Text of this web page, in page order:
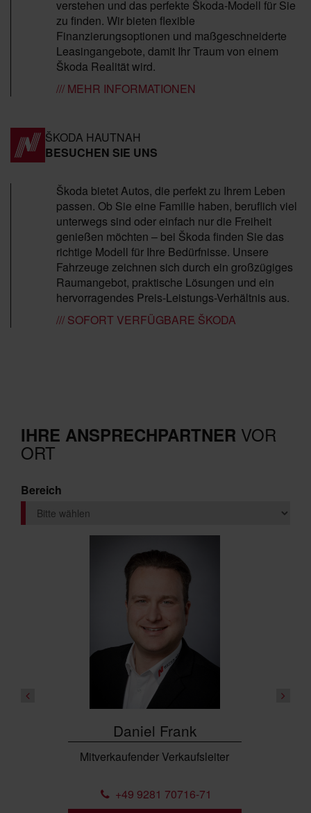
verstehen und das perfekte Škoda-Modell für Sie
zu finden. Wir bieten flexible
Finanzierungsoptionen und maßgeschneiderte
Leasingangebote, damit Ihr Traum von einem
Škoda Realität wird.
/// MEHR INFORMATIONEN
ŠKODA HAUTNAH
BESUCHEN SIE UNS
Škoda bietet Autos, die perfekt zu Ihrem Leben
passen. Ob Sie eine Familie haben, beruflich viel
unterwegs sind oder einfach nur die Freiheit
genießen möchten – bei Škoda finden Sie das
richtige Modell für Ihre Bedürfnisse. Unsere
Fahrzeuge zeichnen sich durch ein großzügiges
Raumangebot, praktische Lösungen und ein
hervorragendes Preis-Leistungs-Verhältnis aus.
/// SOFORT VERFÜGBARE ŠKODA
IHRE ANSPRECHPARTNER VOR
ORT
Bereich
Daniel Frank
Mitverkaufender Verkaufsleiter
+49 9281 70716-71